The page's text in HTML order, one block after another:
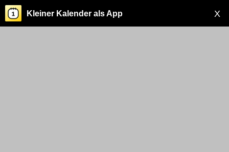
X
Kleiner Kalender als App